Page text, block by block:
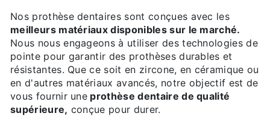
Nos prothèse dentaires sont conçues avec les
meilleurs matériaux disponibles sur le marché.
Nous nous engageons à utiliser des technologies de
pointe pour garantir des prothèses durables et
résistantes. Que ce soit en zircone, en céramique ou
en d'autres matériaux avancés, notre objectif est de
vous fournir une prothèse dentaire de qualité
supérieure, conçue pour durer.